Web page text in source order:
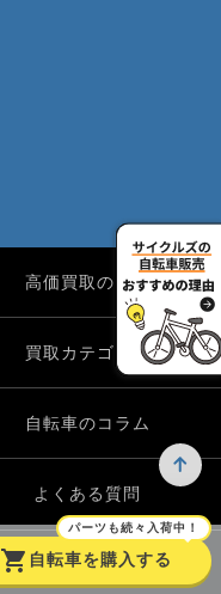
shopping_cart
パーツも続々入荷中！
自転車を購入する
高価買取のワケ
買取カテゴリー
自転車のコラム
よくある質問
X